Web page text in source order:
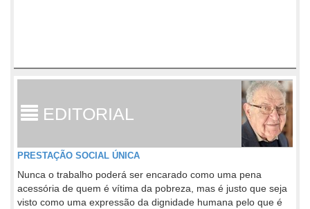
EDITORIAL
PRESTAÇÃO SOCIAL ÚNICA
Nunca o trabalho poderá ser encarado como uma pena
acessória de quem é vítima da pobreza, mas é justo que seja
visto como uma expressão da dignidade humana pelo que é